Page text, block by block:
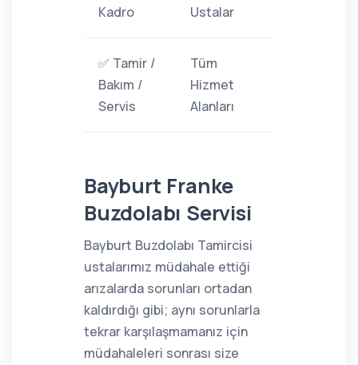
Kadro
Ustalar
✅ Tamir /
Bakım /
Servis
Tüm
Hizmet
Alanları
Bayburt Franke
Buzdolabı Servisi
Bayburt Buzdolabı Tamircisi
ustalarımız müdahale ettiği
arızalarda sorunları ortadan
kaldırdığı gibi; aynı sorunlarla
tekrar karşılaşmamanız için
müdahaleleri sonrası size